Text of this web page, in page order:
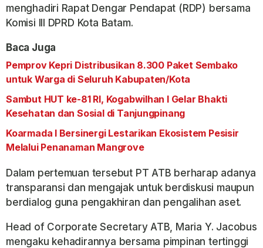
menghadiri Rapat Dengar Pendapat (RDP) bersama
Komisi III DPRD Kota Batam.
Baca Juga
Pemprov Kepri Distribusikan 8.300 Paket Sembako
untuk Warga di Seluruh Kabupaten/Kota
Sambut HUT ke-81 RI, Kogabwilhan I Gelar Bhakti
Kesehatan dan Sosial di Tanjungpinang
Koarmada I Bersinergi Lestarikan Ekosistem Pesisir
Melalui Penanaman Mangrove
Dalam pertemuan tersebut PT ATB berharap adanya
transparansi dan mengajak untuk berdiskusi maupun
berdialog guna pengakhiran dan pengalihan aset.
Head of Corporate Secretary ATB, Maria Y. Jacobus
mengaku kehadirannya bersama pimpinan tertinggi